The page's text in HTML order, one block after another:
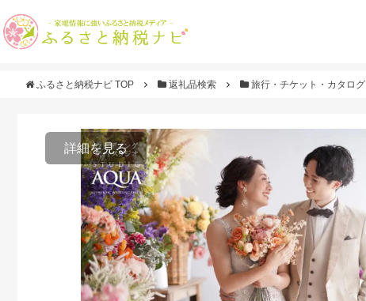
ふるさと納税ナビ TOP 返礼品検索 旅行・チケット・カタログ
詳細を見る